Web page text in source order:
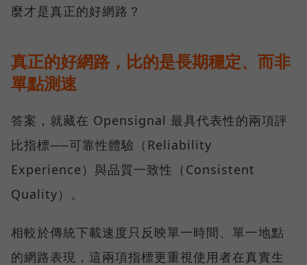
麼才是真正的好網路？
真正的好網路，比的是長期穩定、而非
單點測速
答案，就藏在 Opensignal 最具代表性的兩項評
比指標──可靠性體驗（Reliability
Experience）與品質一致性（Consistent
Quality）。
相較於傳統下載速度只反映單一時間、單一地點
的網路表現，這兩項指標更重視使用者在真實生